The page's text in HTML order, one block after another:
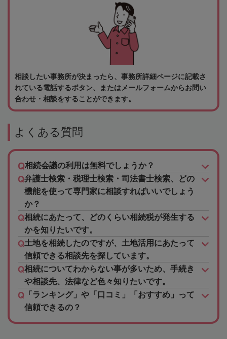
相談したい事務所が決まったら、事務所詳細ページに記載さ
れている電話するボタン、またはメールフォームからお問い
合わせ・相談をすることができます。
よくある質問
相続会議の利用は無料でしょうか？
弁護士検索・税理士検索・司法書士検索、どの
機能を使って専門家に相談すればいいでしょう
か？
相続にあたって、どのくらい相続税が発生する
かを知りたいです。
土地を相続したのですが、土地活用にあたって
信頼できる相談先を探しています。
相続についてわからない事が多いため、手続き
や相談先、法律など色々知りたいです。
「ランキング」や「口コミ」「おすすめ」って
信頼できるの？